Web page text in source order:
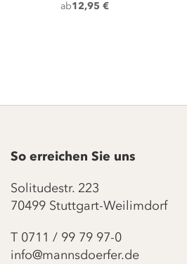
ab12,95 €
So erreichen Sie uns
Solitudestr. 223
70499 Stuttgart-Weilimdorf
T 0711 / 99 79 97-0
info@mannsdoerfer.de